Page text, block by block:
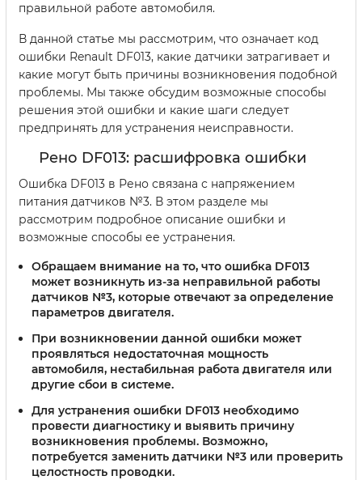
правильной работе автомобиля.
В данной статье мы рассмотрим, что означает код
ошибки Renault DF013, какие датчики затрагивает и
какие могут быть причины возникновения подобной
проблемы. Мы также обсудим возможные способы
решения этой ошибки и какие шаги следует
предпринять для устранения неисправности.
Рено DF013: расшифровка ошибки
Ошибка DF013 в Рено связана с напряжением
питания датчиков №3. В этом разделе мы
рассмотрим подробное описание ошибки и
возможные способы ее устранения.
Обращаем внимание на то, что ошибка DF013
может возникнуть из-за неправильной работы
датчиков №3, которые отвечают за определение
параметров двигателя.
При возникновении данной ошибки может
проявляться недостаточная мощность
автомобиля, нестабильная работа двигателя или
другие сбои в системе.
Для устранения ошибки DF013 необходимо
провести диагностику и выявить причину
возникновения проблемы. Возможно,
потребуется заменить датчики №3 или проверить
целостность проводки.